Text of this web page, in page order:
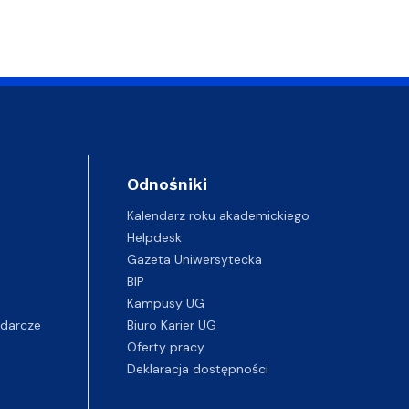
Odnośniki
Kalendarz roku akademickiego
Helpdesk
Gazeta Uniwersytecka
BIP
Kampusy UG
Biuro Karier UG
Oferty pracy
Deklaracja dostępności